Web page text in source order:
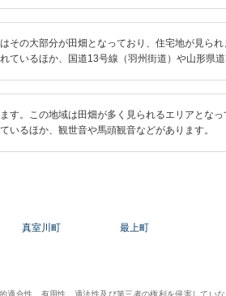
の大部分が田畑となっており、住宅地が見ら
いるほか、国道13号線（羽州街道）や山形県道
。この地域は田畑が多く見られるエリアとな
るほか、観世音や馬頭観音などがあります。
真室川町 最上町
合性、有用性、適法性及び第三者の権利を侵害してい